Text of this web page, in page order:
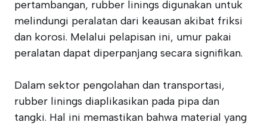
pertambangan, rubber linings digunakan untuk
melindungi peralatan dari keausan akibat friksi
dan korosi. Melalui pelapisan ini, umur pakai
peralatan dapat diperpanjang secara signifikan.
Dalam sektor pengolahan dan transportasi,
rubber linings diaplikasikan pada pipa dan
tangki. Hal ini memastikan bahwa material yang